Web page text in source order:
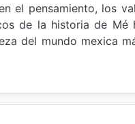
el pensamiento, los
de la historia de Mé
del mundo mexica